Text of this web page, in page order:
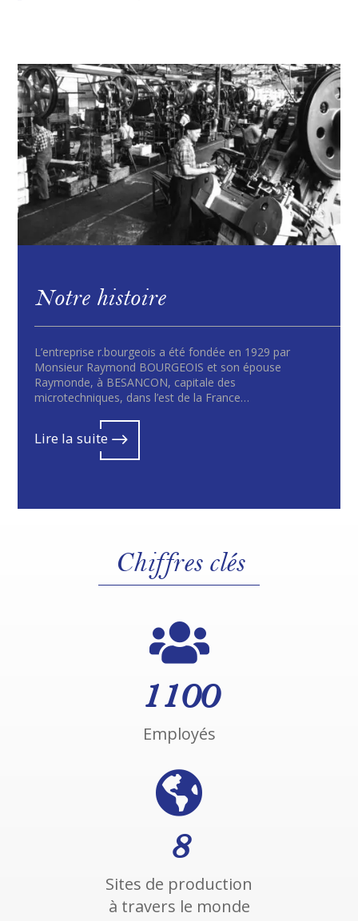
Notre histoire
L’entreprise r.bourgeois a été fondée en 1929 par
Monsieur Raymond BOURGEOIS et son épouse
Raymonde, à BESANCON, capitale des
microtechniques, dans l’est de la France…
$
Lire la suite
Chiffres clés

1100
Employés

8
Sites de production
à travers le monde